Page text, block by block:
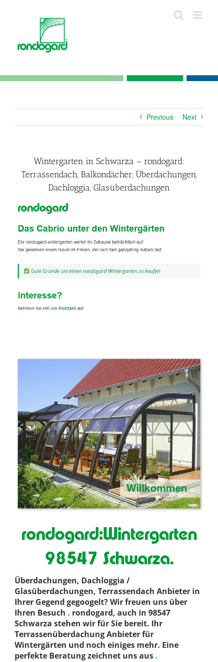
Previous Next
Wintergarten in Schwarza – rondogard:
Terrassendach, Balkondächer, Überdachungen,
Dachloggia, Glasüberdachungen
rondogard:Wintergarten
98547 Schwarza.
Überdachungen, Dachloggia /
Glasüberdachungen, Terrassendach Anbieter in
Ihrer Gegend gegoogelt? Wir freuen uns über
Ihren Besuch . rondogard, auch in 98547
Schwarza stehen wir für Sie bereit. Ihr
Terrassenüberdachung Anbieter für
Wintergärten und noch einiges mehr. Eine
perfekte Beratung zeichnet uns aus .